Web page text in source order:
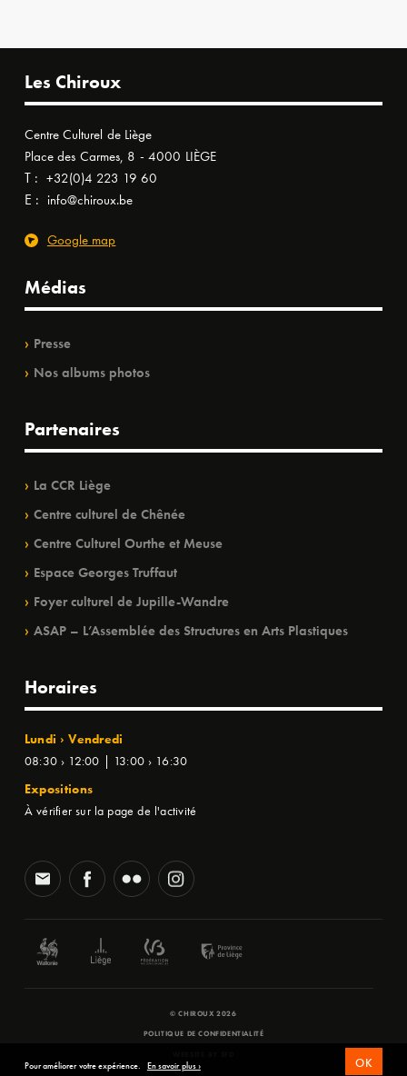
Les Chiroux
Centre Culturel de Liège
Place des Carmes, 8 - 4000 LIÈGE
T : +32(0)4 223 19 60
E : info@chiroux.be
Google map
Médias
Presse
Nos albums photos
Partenaires
La CCR Liège
Centre culturel de Chênée
Centre Culturel Ourthe et Meuse
Espace Georges Truffaut
Foyer culturel de Jupille-Wandre
ASAP – L’Assemblée des Structures en Arts Plastiques
Horaires
Lundi › Vendredi
08:30 › 12:00 | 13:00 › 16:30
Expositions
À vérifier sur la page de l'activité
© CHIROUX 2026
POLITIQUE DE CONFIDENTIALITÉ
Pour améliorer votre expérience. En savoir plus › OK